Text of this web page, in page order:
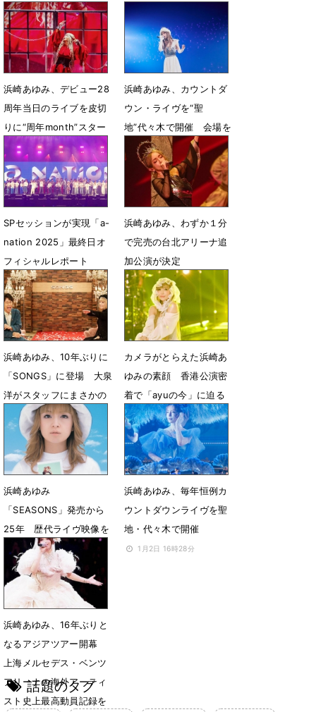
浜崎あゆみ、デビュー28
周年当日のライブを皮切
りに“周年month”スター
ト「ずっと歌い続けま
す」
4月9日 22時32分
浜崎あゆみ、カウントダ
ウン・ライヴを“聖
地”代々木で開催 会場を
見渡して感極まる姿も
1月2日 14時21分
SPセッションが実現「a-
nation 2025」最終日オ
フィシャルレポート
9月1日 17時13分
浜崎あゆみ、わずか１分
で完売の台北アリーナ追
加公演が決定
7月10日 07時00分
浜崎あゆみ、10年ぶりに
「SONGS」に登場 大泉
洋がスタッフにまさかの
ダメ出し!?
6月25日 17時30分
カメラがとらえた浜崎あ
ゆみの素顔 香港公演密
着で「ayuの今」に迫る
6月19日 18時14分
浜崎あゆみ
「SEASONS」発売から
25年 歴代ライヴ映像を
13本繋いだ映像を公開
6月9日 17時01分
浜崎あゆみ、毎年恒例カ
ウントダウンライヴを聖
地・代々木で開催
1月2日 16時28分
浜崎あゆみ、16年ぶりと
なるアジアツアー開幕
上海メルセデス・ベンツ
アリーナの海外アーティ
スト史上最高動員記録を
話題のタグ